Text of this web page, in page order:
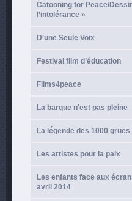
Catooning for Peace/
l’intolérance »
D'une Seule Voix
Festival film d’éducation
Films4peace
La barque n'est pas pleine
La légende des 1000 grues
Les artistes pour la paix
Les enfants face aux
avril 2014